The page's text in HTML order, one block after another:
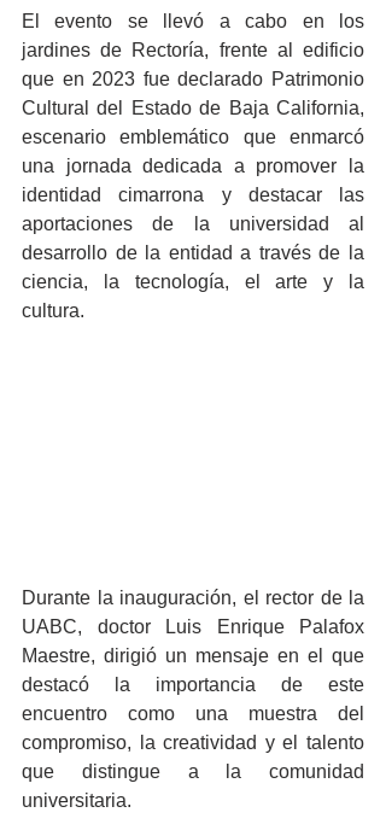
El evento se llevó a cabo en los
jardines de Rectoría, frente al edificio
que en 2023 fue declarado Patrimonio
Cultural del Estado de Baja California,
escenario emblemático que enmarcó
una jornada dedicada a promover la
identidad cimarrona y destacar las
aportaciones de la universidad al
desarrollo de la entidad a través de la
ciencia, la tecnología, el arte y la
cultura.
Durante la inauguración, el rector de la
UABC, doctor Luis Enrique Palafox
Maestre, dirigió un mensaje en el que
destacó la importancia de este
encuentro como una muestra del
compromiso, la creatividad y el talento
que distingue a la comunidad
universitaria.